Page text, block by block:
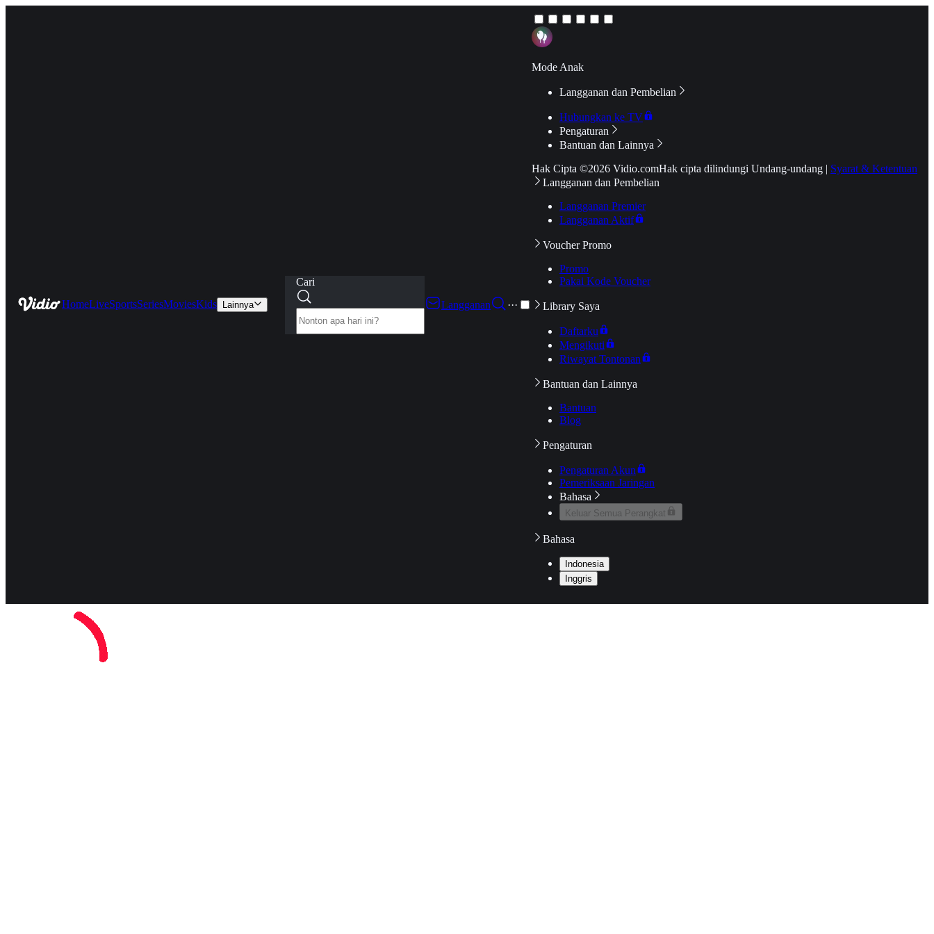
HomeLiveSportsSeriesMoviesKids Lainnya
Cari
Langganan
···
Mode Anak
Langganan dan Pembelian
Hubungkan ke TV
Pengaturan
Bantuan dan Lainnya
Hak Cipta ©2026 Vidio.comHak cipta dilindungi Undang-undang | Syarat & Ketentuan
Langganan dan Pembelian
Langganan Premier
Langganan Aktif
Voucher Promo
Promo
Pakai Kode Voucher
Library Saya
Daftarku
Mengikuti
Riwayat Tontonan
Bantuan dan Lainnya
Bantuan
Blog
Pengaturan
Pengaturan Akun
Pemeriksaan Jaringan
Bahasa
Keluar Semua Perangkat
Bahasa
Indonesia
Inggris